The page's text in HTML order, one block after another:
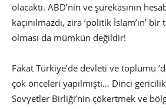
olacaktı. ABD’nin ve şürekasının
kaçınılmazdı, zira ‘politik İslam’ın’
olması da mümkün değildir!
Fakat Türkiye’de devleti ve toplumu
çok önceleri yapılmıştı… Dinci gericilik
Sovyetler Birliği’nin çökertmek ve